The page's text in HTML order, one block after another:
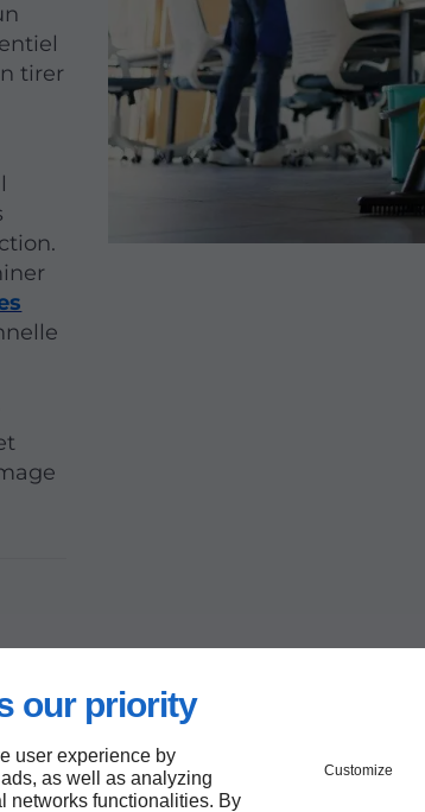
our priority
user experience by
as well as analyzing
networks functionalities. By
Customize
tirer